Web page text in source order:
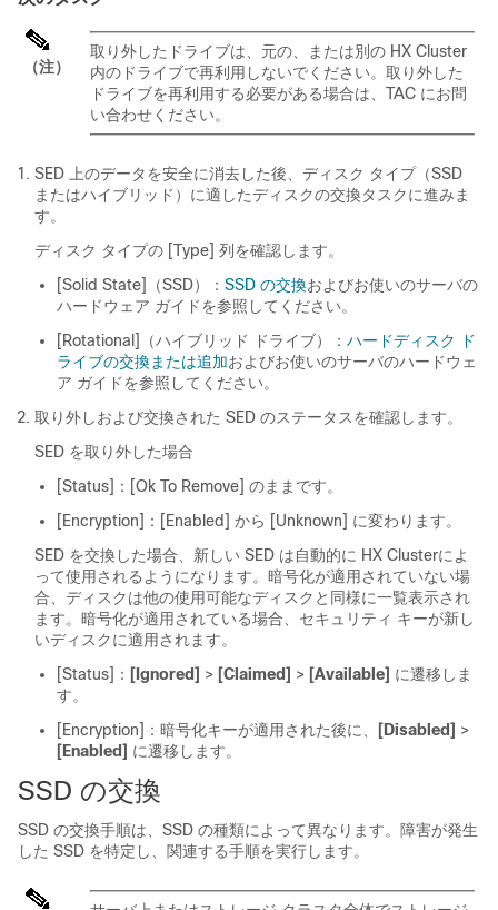
（注）
取り外したドライブは、元の、または別の HX Cluster
内のドライブで再利用しないでください。取り外した
ドライブを再利用する必要がある場合は、TAC にお問
い合わせください。
SED 上のデータを安全に消去した後、ディスク タイプ（SSD
またはハイブリッド）に適したディスクの交換タスクに進みま
す。
ディスク タイプの [Type] 列を確認します。
[Solid State]（SSD）： SSD の交換およびお使いのサーバの
ハードウェア ガイドを参照してください。
[Rotational]（ハイブリッド
ドライブ）： ハードディスク ド
ライブの交換または追加およびお使いのサーバのハードウェ
ア ガイドを参照してください。
取り外しおよび交換された SED のステータスを確認します。
SED を取り外した場合
[Status]：[Ok To Remove] のままです。
[Encryption]：[Enabled] から [Unknown] に変わります。
SED を交換した場合、新しい SED は自動的に HX Clusterによ
って使用されるようになります。暗号化が適用されていない場
合、ディスクは他の使用可能なディスクと同様に一覧表示され
ます。暗号化が適用されている場合、セキュリティ キーが新し
いディスクに適用されます。
[Status]： [Ignored] > [Claimed] > [Available] に遷移しま
す。
[Encryption]：暗号化キーが適用された後に、
[Disabled] >
[Enabled] に遷移します。
SSD の交換
SSD の交換手順は、SSD の種類によって異なります。障害が発生
した SSD を特定し、関連する手順を実行します。